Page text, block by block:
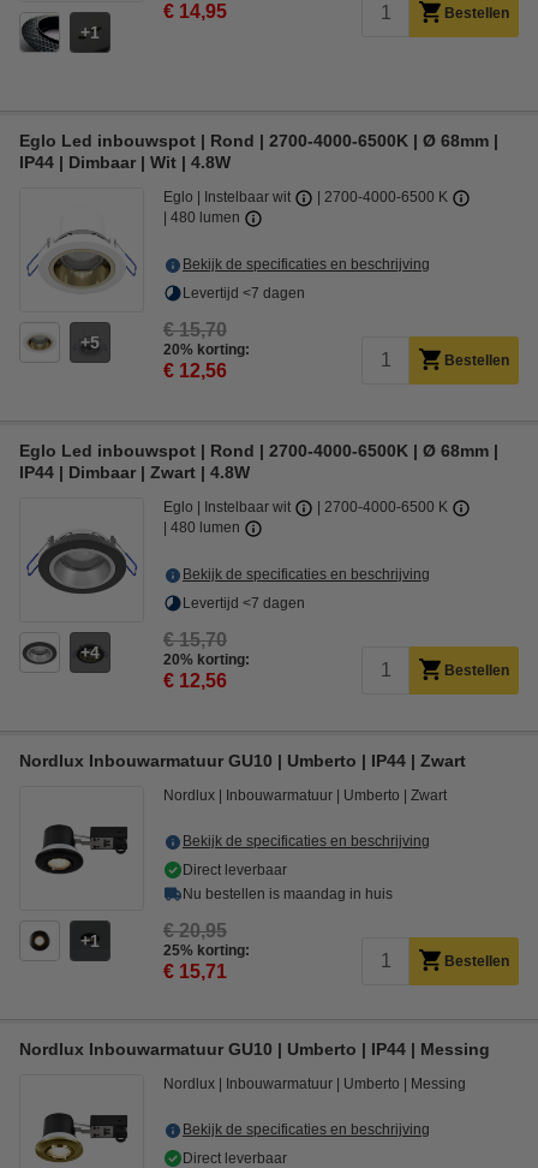
1
€ 14,95 Bestellen
Eglo Led inbouwspot | Rond | 2700-4000-6500K | Ø 68mm |
IP44 | Dimbaar | Wit | 4.8W
5
Eglo Instelbaar wit
2700-4000-6500 K
480 lumen
Bekijk de specificaties en beschrijving
Levertijd <7 dagen
€ 15,70
20% korting:
€ 12,56 Bestellen
Eglo Led inbouwspot | Rond | 2700-4000-6500K | Ø 68mm |
IP44 | Dimbaar | Zwart | 4.8W
4
Eglo Instelbaar wit
2700-4000-6500 K
480 lumen
Bekijk de specificaties en beschrijving
Levertijd <7 dagen
€ 15,70
20% korting:
€ 12,56 Bestellen
Nordlux Inbouwarmatuur GU10 | Umberto | IP44 | Zwart
1
Nordlux Inbouwarmatuur Umberto Zwart
Bekijk de specificaties en beschrijving
Direct leverbaar
Nu bestellen is maandag in huis
€ 20,95
25% korting:
€ 15,71 Bestellen
Nordlux Inbouwarmatuur GU10 | Umberto | IP44 | Messing
Nordlux Inbouwarmatuur Umberto Messing
Bekijk de specificaties en beschrijving
Direct leverbaar